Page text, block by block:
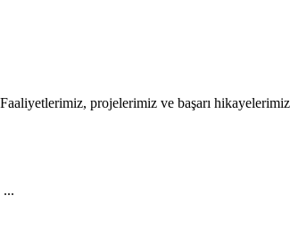
projelerimiz ve başarı